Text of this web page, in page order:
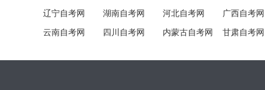
辽宁自考网 湖南自考网 河北自考网 广西自考网
云南自考网 四川自考网 内蒙古自考网 甘肃自考网